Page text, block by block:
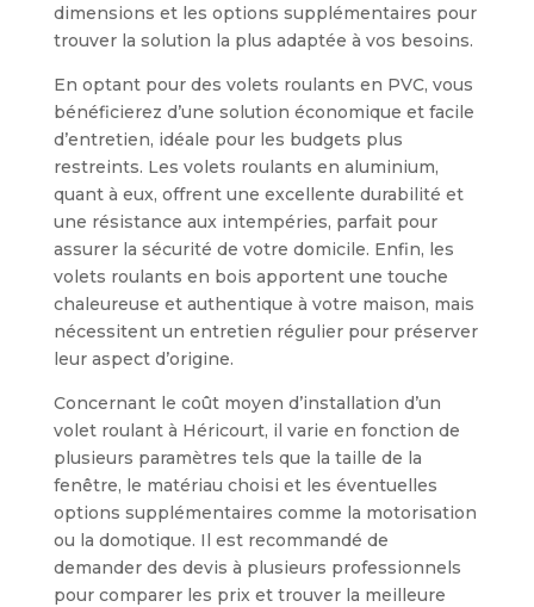
dimensions et les options supplémentaires pour
trouver la solution la plus adaptée à vos besoins.
En optant pour des volets roulants en PVC, vous
bénéficierez d’une solution économique et facile
d’entretien, idéale pour les budgets plus
restreints. Les volets roulants en aluminium,
quant à eux, offrent une excellente durabilité et
une résistance aux intempéries, parfait pour
assurer la sécurité de votre domicile. Enfin, les
volets roulants en bois apportent une touche
chaleureuse et authentique à votre maison, mais
nécessitent un entretien régulier pour préserver
leur aspect d’origine.
Concernant le coût moyen d’installation d’un
volet roulant à Héricourt, il varie en fonction de
plusieurs paramètres tels que la taille de la
fenêtre, le matériau choisi et les éventuelles
options supplémentaires comme la motorisation
ou la domotique. Il est recommandé de
demander des devis à plusieurs professionnels
pour comparer les prix et trouver la meilleure